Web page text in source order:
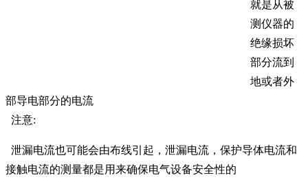
就是从被
测仪器的
绝缘损坏
部分流到
地或者外
部导电部分的电流
注意:
泄漏电流也可能会由布线引起，泄漏电流，保护导体电流和
接触电流的测量都是用来确保电气设备安全性的